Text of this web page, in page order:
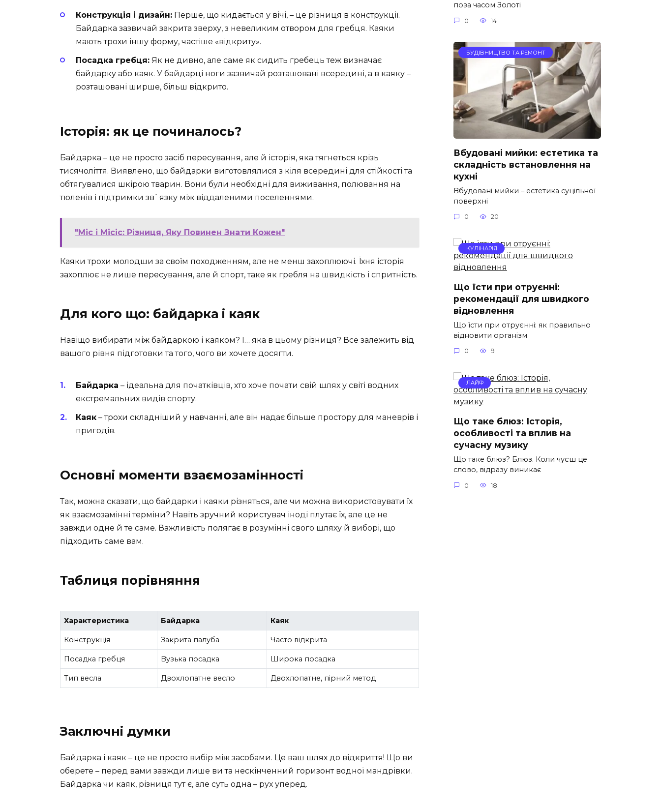
Конструкція і дизайн: Перше, що кидається у вічі, – це різниця в конструкції.
Байдарка зазвичай закрита зверху, з невеликим отвором для гребця. Каяки
мають трохи іншу форму, частіше «відкриту».
Посадка гребця: Як не дивно, але саме як сидить гребець теж визначає
байдарку або каяк. У байдарці ноги зазвичай розташовані всередині, а в каяку –
розташовані ширше, більш відкрито.
Історія: як це починалось?
Байдарка – це не просто засіб пересування, але й історія, яка тягнеться крізь
тисячоліття. Виявлено, що байдарки виготовлялися з кіля всередині для стійкості та
обтягувалися шкірою тварин. Вони були необхідні для виживання, полювання на
тюленів і підтримки зв`язку між віддаленими поселеннями.
"Міс і Місіс: Різниця, Яку Повинен Знати Кожен"
Каяки трохи молодши за своїм походженням, але не менш захоплюючі. Їхня історія
захоплює не лише пересування, але й спорт, таке як гребля на швидкість і спритність.
Для кого що: байдарка і каяк
Навіщо вибирати між байдаркою і каяком? І… яка в цьому різниця? Все залежить від
вашого рівня підготовки та того, чого ви хочете досягти.
Байдарка – ідеальна для початківців, хто хоче почати свій шлях у світі водних
екстремальних видів спорту.
Каяк – трохи складніший у навчанні, але він надає більше простору для маневрів і
пригодів.
Основні моменти взаємозамінності
Так, можна сказати, що байдарки і каяки різняться, але чи можна використовувати їх
як взаємозамінні терміни? Навіть зручний користувач іноді плутає їх, але це не
завжди одне й те саме. Важливість полягає в розумінні свого шляху й виборі, що
підходить саме вам.
Таблиця порівняння
Характеристика Байдарка Каяк
Конструкція Закрита палуба Часто відкрита
Посадка гребця Вузька посадка Широка посадка
Тип весла Двохлопатне весло Двохлопатне, пірний метод
Заключні думки
Байдарка і каяк – це не просто вибір між засобами. Це ваш шлях до відкриття! Що ви
оберете – перед вами завжди лише ви та нескінченний горизонт водної мандрівки.
Байдарка чи каяк, різниця тут є, але суть одна – рух уперед.
поза часом Золоті
0 14
БУДІВНИЦТВО ТА РЕМОНТ
Вбудовані мийки: естетика та
складність встановлення на
кухні
Вбудовані мийки – естетика суцільної
поверхні
0 20
КУЛІНАРІЯ
Що їсти при отруєнні:
рекомендації для швидкого
відновлення
Що їсти при отруєнні: як правильно
відновити організм
0 9
ЛАЙФ
Що таке блюз: Історія,
особливості та вплив на
сучасну музику
Що таке блюз? Блюз. Коли чуєш це
слово, відразу виникає
0 18